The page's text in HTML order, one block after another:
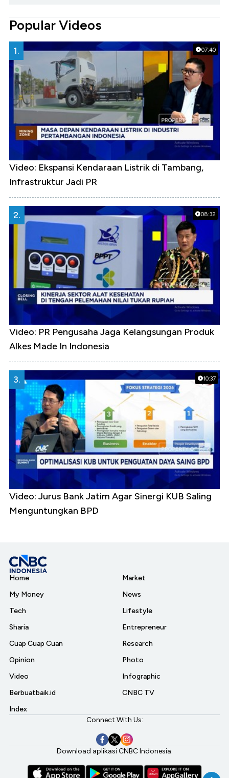
Popular Videos
07:40
1.
Video: Ekspansi Kendaraan Listrik di Tambang,
Infrastruktur Jadi PR
08:32
2.
Video: PR Pengusaha Jaga Kelangsungan Produk
Alkes Made In Indonesia
10:37
3.
Video: Jurus Bank Jatim Agar Sinergi KUB Saling
Menguntungkan BPD
Home
My Money
Tech
Sharia
Cuap Cuap Cuan
Opinion
Video
Berbuatbaik.id
Index
Market
News
Lifestyle
Entrepreneur
Research
Photo
Infographic
CNBC TV
Connect With Us:
Download aplikasi CNBC Indonesia: